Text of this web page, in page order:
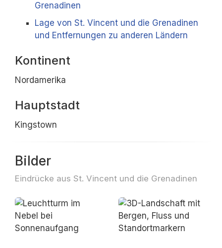
Grenadinen
Lage von St. Vincent und die Grenadinen
und Entfernungen zu anderen Ländern
Kontinent
Nordamerika
Hauptstadt
Kingstown
Bilder
Eindrücke aus St. Vincent und die Grenadinen